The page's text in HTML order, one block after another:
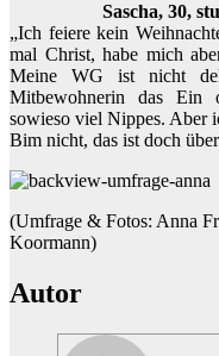
Sascha, 30,
„Ich feiere kein
mal Christ, habe mich
Meine WG ist nicht
Mitbewohnerin das Ein
sowieso viel Nippes. Aber
Bim nicht, das ist doch
(Umfrage & Fotos: Anna
Koormann)
Autor